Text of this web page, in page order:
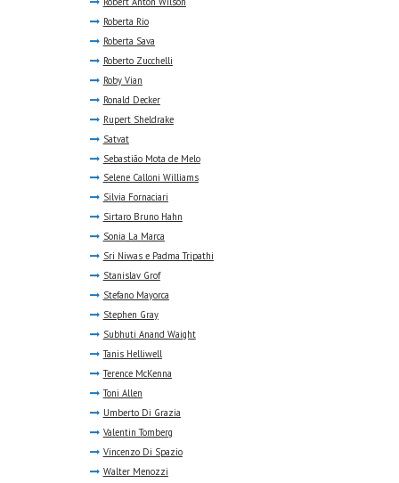
Roberta Rio
Roberta Sava
Roberto Zucchelli
Roby Vian
Ronald Decker
Rupert Sheldrake
Satvat
Sebastião Mota de Melo
Selene Calloni Williams
Silvia Fornaciari
Sirtaro Bruno Hahn
Sonia La Marca
Sri Niwas e Padma Tripathi
Stanislav Grof
Stefano Mayorca
Stephen Gray
Subhuti Anand Waight
Tanis Helliwell
Terence McKenna
Toni Allen
Umberto Di Grazia
Valentin Tomberg
Vincenzo Di Spazio
Walter Menozzi